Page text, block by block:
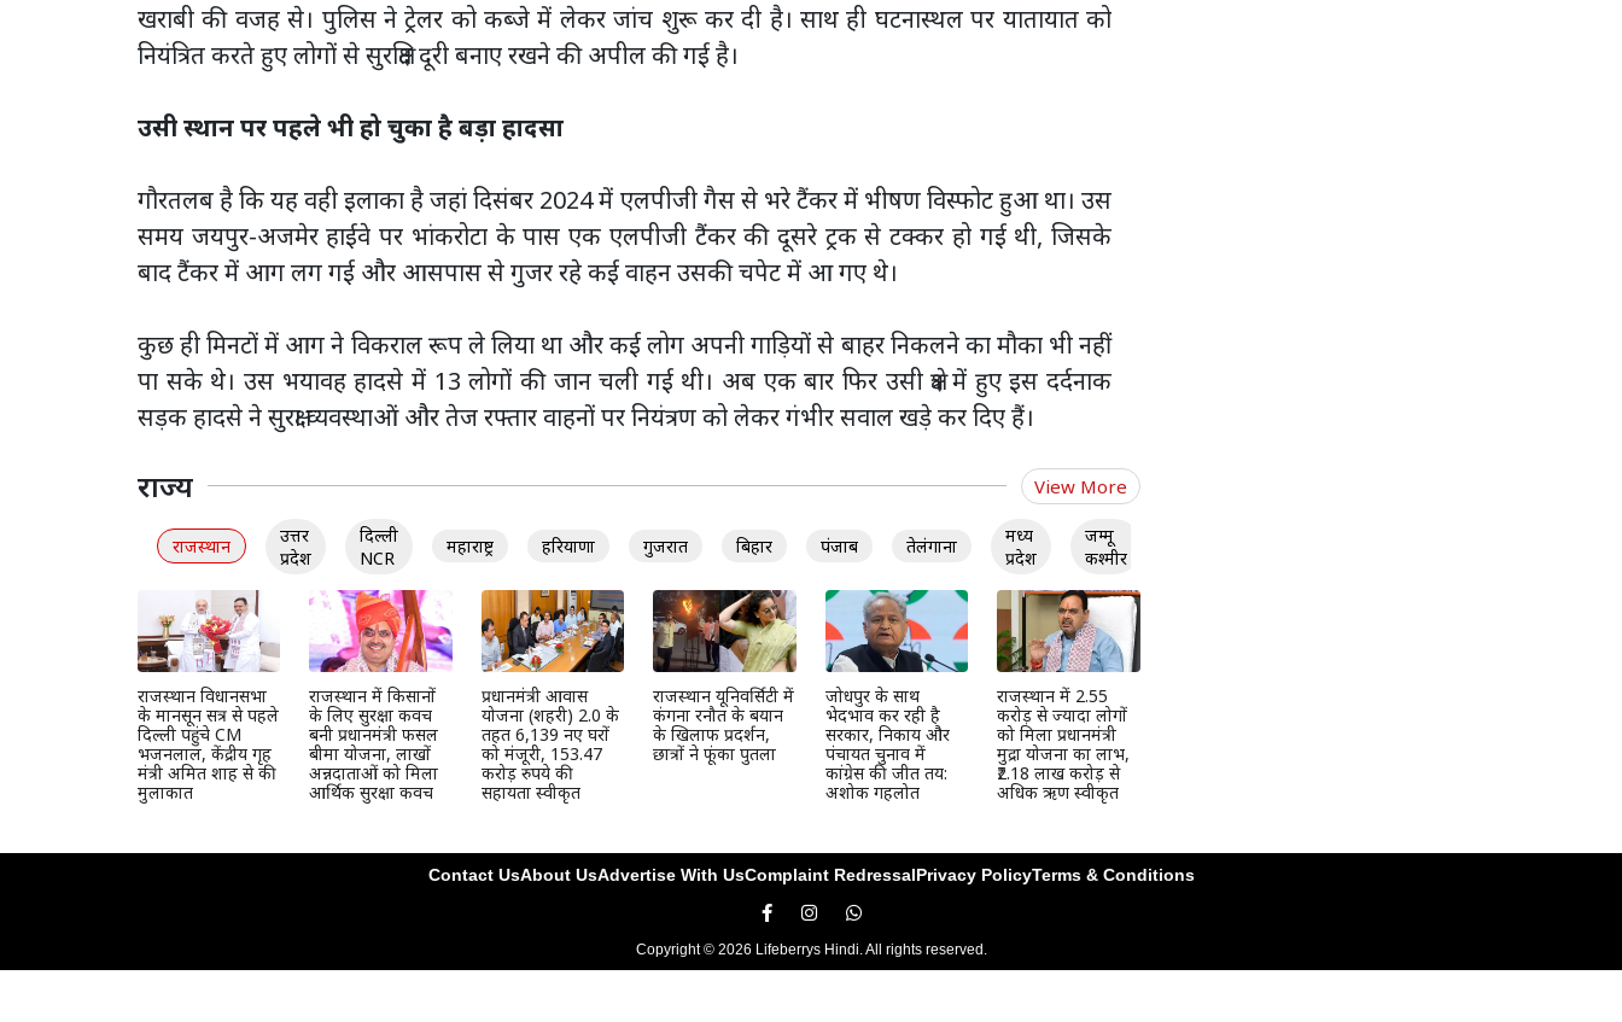
खराबी की वजह से। पुलिस ने ट्रेलर को कब्जे में लेकर जांच शुरू कर दी है। साथ ही घटनास्थल पर यातायात को
नियंत्रित करते हुए लोगों से सुरक्षित दूरी बनाए रखने की अपील की गई है।
उसी स्थान पर पहले भी हो चुका है बड़ा हादसा
गौरतलब है कि यह वही इलाका है जहां दिसंबर 2024 में एलपीजी गैस से भरे टैंकर में भीषण विस्फोट हुआ था। उस
समय जयपुर-अजमेर हाईवे पर भांकरोटा के पास एक एलपीजी टैंकर की दूसरे ट्रक से टक्कर हो गई थी, जिसके
बाद टैंकर में आग लग गई और आसपास से गुजर रहे कई वाहन उसकी चपेट में आ गए थे।
कुछ ही मिनटों में आग ने विकराल रूप ले लिया था और कई लोग अपनी गाड़ियों से बाहर निकलने का मौका भी नहीं
पा सके थे। उस भयावह हादसे में 13 लोगों की जान चली गई थी। अब एक बार फिर उसी क्षेत्र में हुए इस दर्दनाक
सड़क हादसे ने सुरक्षा व्यवस्थाओं और तेज रफ्तार वाहनों पर नियंत्रण को लेकर गंभीर सवाल खड़े कर दिए हैं।
राज्य View More
राजस्थान
उत्तर
प्रदेश
दिल्ली
NCR
महाराष्ट्र हरियाणा गुजरात बिहार पंजाब तेलंगाना
मध्य
प्रदेश
जम्मू
कश्मीर
राजस्थान विधानसभा
के मानसून सत्र से पहले
दिल्ली पहुंचे CM
भजनलाल, केंद्रीय गृह
मंत्री अमित शाह से की
मुलाकात
राजस्थान में किसानों
के लिए सुरक्षा कवच
बनी प्रधानमंत्री फसल
बीमा योजना, लाखों
अन्नदाताओं को मिला
आर्थिक सुरक्षा कवच
प्रधानमंत्री आवास
योजना (शहरी) 2.0 के
तहत 6,139 नए घरों
को मंजूरी, 153.47
करोड़ रुपये की
सहायता स्वीकृत
राजस्थान यूनिवर्सिटी में
कंगना रनौत के बयान
के खिलाफ प्रदर्शन,
छात्रों ने फूंका पुतला
जोधपुर के साथ
भेदभाव कर रही है
सरकार, निकाय और
पंचायत चुनाव में
कांग्रेस की जीत तय:
अशोक गहलोत
राजस्थान में 2.55
करोड़ से ज्यादा लोगों
को मिला प्रधानमंत्री
मुद्रा योजना का लाभ,
₹2.18 लाख करोड़ से
अधिक ऋण स्वीकृत
Contact UsAbout UsAdvertise With UsComplaint RedressalPrivacy PolicyTerms & Conditions
Copyright © 2026 Lifeberrys Hindi. All rights reserved.